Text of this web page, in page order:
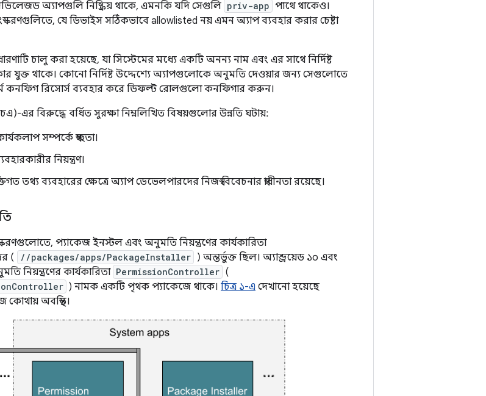
অ্যাপগুলি নিষ্ক্রিয় থাকে, এমনকি যদি সেগুলি priv-app পাথে থাকেও।
যে ডিভাইস সঠিকভাবে allowlisted নয় এমন অ্যাপ ব্যবহার করার চেষ্টা
চালু করা হয়েছে, যা সিস্টেমের মধ্যে একটি অনন্য নাম এবং এর সাথে নির্দিষ্ট
যুক্ত থাকে। কোনো নির্দিষ্ট উদ্দেশ্যে অ্যাপগুলোকে অনুমতি দেওয়ার জন্য সেগুলোতে
কনফিগ রিসোর্স ব্যবহার করে ডিফল্ট রোলগুলো কনফিগার করুন।
এর বিরুদ্ধে বর্ধিত সুরক্ষা নিম্নলিখিত বিষয়গুলোর উন্নতি ঘটায়:
সম্পর্কে স্বচ্ছতা।
নিয়ন্ত্রণ।
তথ্য ব্যবহারের ক্ষেত্রে অ্যাপ ডেভেলপারদের নিজস্ব বিবেচনার স্বাধীনতা রয়েছে।
প্যাকেজ ইনস্টল এবং অনুমতি নিয়ন্ত্রণের কার্যকারিতা
( //packages/apps/PackageInstaller ) অন্তর্ভুক্ত ছিল। অ্যান্ড্রয়েড ১০ এবং
নিয়ন্ত্রণের কার্যকারিতা PermissionController (
) নামক একটি পৃথক প্যাকেজে থাকে। চিত্র ১-এ দেখানো হয়েছে
কোথায় অবস্থিত।